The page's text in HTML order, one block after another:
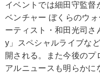
イベントでは細田守監督
ベンチャー ぼくらのウ
ーティスト・和田光司さ
y」スペシャルライブな
開される。また今後のプ
アルニュースも明らかに